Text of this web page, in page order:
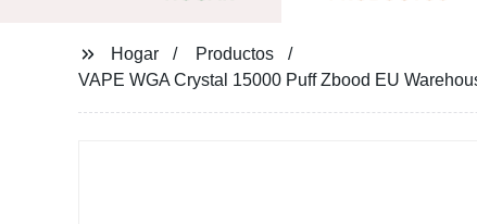
Hogar
Productos
VAPE WGA Crystal 15000 Puff Zbood EU